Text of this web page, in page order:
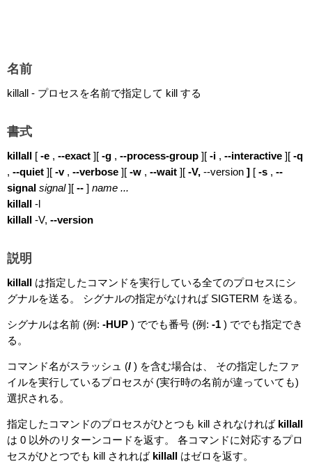
名前
killall - プロセスを名前で指定して kill する
書式
killall [ -e , --exact ][ -g , --process-group ][ -i , --interactive ][ -q
, --quiet ][ -v, --verbose ][ -w , --wait ][ -V, --version ] [ -s , --
signal signal][ -- ] name ...
killall -l
killall -V, --version
説明
killall は指定したコマンドを実行している全てのプロセスにシ
グナルを送る。 シグナルの指定がなければ SIGTERM を送る。
シグナルは名前 (例: -HUP ) ででも番号 (例: -1 ) ででも指定でき
る。
コマンド名がスラッシュ (/ ) を含む場合は、 その指定したファ
イルを実行しているプロセスが (実行時の名前が違っていても)
選択される。
指定したコマンドのプロセスがひとつも kill されなければ killall
は 0 以外のリターンコードを返す。 各コマンドに対応するプロ
セスがひとつでも kill されれば killall はゼロを返す。